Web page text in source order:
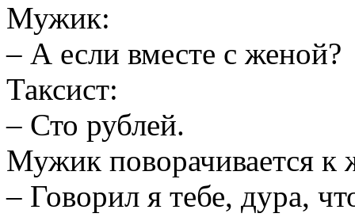
Мужик:
– А если вместе с женой?
Таксист:
– Сто рублей.
Мужик поворачивается к
– Говорил я тебе, дура,